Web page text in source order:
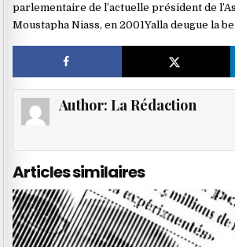
parlementaire de l’actuelle président de
Moustapha Niass, en 2001Yalla deugue la
Author: La Rédaction
Articles similaires